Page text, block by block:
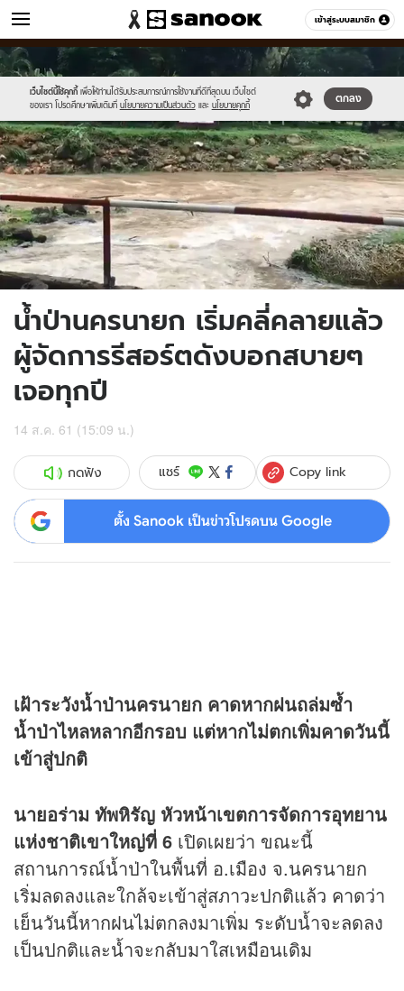
เข้าสู่ระบบสมาชิก
ข่าว หมวดอื่นๆ
เว็บไซต์นี้ใช้คุกกี้ เพื่อให้ท่านได้รับประสบการณ์การใช้งานที่ดีที่สุดบน เว็บไซต์
ของเรา โปรดศึกษาเพิ่มเติมที่ นโยบายความเป็นส่วนตัว และ นโยบายคุกกี้
ตกลง
Sanook
//s.isanook.com/sr/0/images/logo-
new-
sanook.png
600
60
//s.isanook.com/ns/0/ud/1495/7477698/3.jpg
น้ำป่านครนายก เริ่มคลี่คลายแล้ว
ผู้จัดการรีสอร์ตดังบอกสบายๆ
เจอทุกปี
14 ส.ค. 61 (15:09 น.)
กดฟัง แชร์ Copy link
ตั้ง Sanook เป็นข่าวโปรดบน Google
เฝ้าระวังน้ำป่านครนายก คาดหากฝนถล่มซ้ำ
น้ำป่าไหลหลากอีกรอบ แต่หากไม่ตกเพิ่มคาดวันนี้
เข้าสู่ปกติ
นายอร่าม ทัพหิรัญ หัวหน้าเขตการจัดการอุทยาน
แห่งชาติเขาใหญ่ที่ 6 เปิดเผยว่า ขณะนี้
สถานการณ์น้ำป่าในพื้นที่ อ.เมือง จ.นครนายก
เริ่มลดลงและใกล้จะเข้าสู่สภาวะปกติแล้ว คาดว่า
เย็นวันนี้หากฝนไม่ตกลงมาเพิ่ม ระดับน้ำจะลดลง
เป็นปกติและน้ำจะกลับมาใสเหมือนเดิม